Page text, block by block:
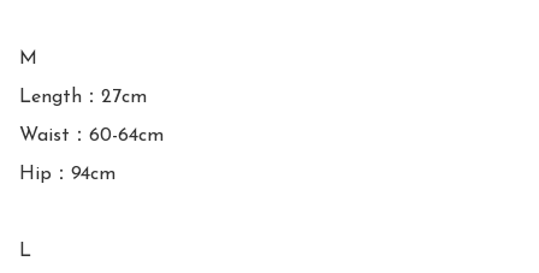
M
Length：27cm
Waist：60-64cm
Hip：94cm
L